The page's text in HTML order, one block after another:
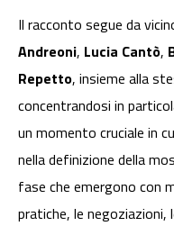
Il racconto segue da
Andreoni, Lucia Cantò,
Repetto, insieme alla
concentrandosi in
un momento cruciale in
nella definizione della
fase che emergono con
pratiche, le